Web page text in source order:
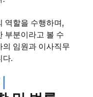
역할을 수행하며,
부분이라고 볼 수
임원과 이사직무
다.